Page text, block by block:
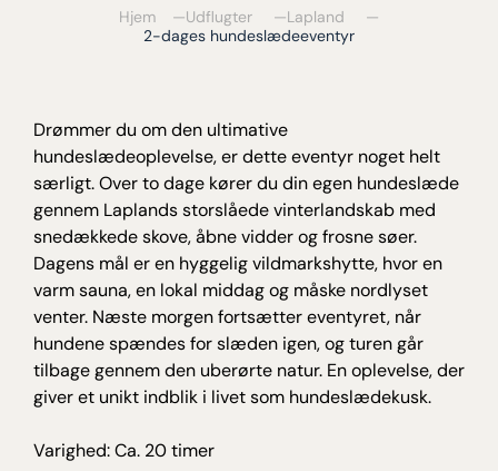
Hjem Udflugter
Lapland
2-dages hundeslædeeventyr
Drømmer du om den ultimative
hundeslædeoplevelse, er dette eventyr noget helt
særligt. Over to dage kører du din egen hundeslæde
gennem Laplands storslåede vinterlandskab med
snedækkede skove, åbne vidder og frosne søer.
Dagens mål er en hyggelig vildmarkshytte, hvor en
varm sauna, en lokal middag og måske nordlyset
venter. Næste morgen fortsætter eventyret, når
hundene spændes for slæden igen, og turen går
tilbage gennem den uberørte natur. En oplevelse, der
giver et unikt indblik i livet som hundeslædekusk.
Varighed: Ca. 20 timer